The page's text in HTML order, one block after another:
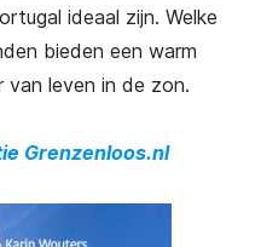
ideaal zijn. Welke
bieden een warm
van leven in de zon.
Grenzenloos.nl